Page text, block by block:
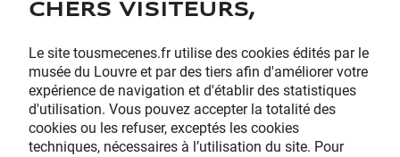
Avec le mécénat
Chers visiteurs,
Le site tousmecenes.fr utilise des cookies édités par le
musée du Louvre et par des tiers afin d'améliorer votre
expérience de navigation et d'établir des statistiques
d'utilisation. Vous pouvez accepter la totalité des
cookies ou les refuser, exceptés les cookies
techniques, nécessaires à l’utilisation du site. Pour